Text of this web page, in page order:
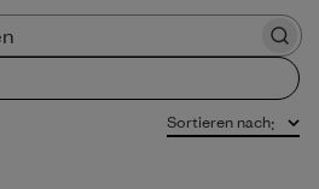
Sortieren nach: